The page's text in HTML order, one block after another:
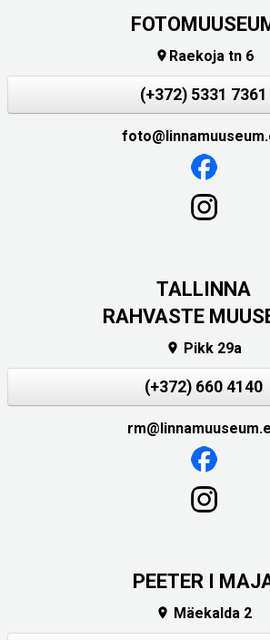
 Raekoja tn 6
(+372) 5331 7361
TALLINNA
RAHVASTE
 Pikk 29a
(+372) 660 4140
PEETER I
 Mäekalda 2